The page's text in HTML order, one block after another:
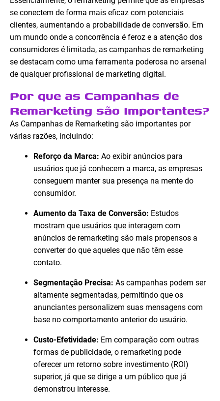
se conectem de forma mais eficaz com potenciais
clientes, aumentando a probabilidade de conversão. Em
um mundo onde a concorrência é feroz e a atenção dos
consumidores é limitada, as campanhas de remarketing
se destacam como uma ferramenta poderosa no arsenal
de qualquer profissional de marketing digital.
Por que as Campanhas de
Remarketing são Importantes?
As Campanhas de Remarketing são importantes por
várias razões, incluindo:
Reforço da Marca: Ao exibir anúncios para
usuários que já conhecem a marca, as empresas
conseguem manter sua presença na mente do
consumidor.
Aumento da Taxa de Conversão: Estudos
mostram que usuários que interagem com
anúncios de remarketing são mais propensos a
converter do que aqueles que não têm esse
contato.
Segmentação Precisa: As campanhas podem ser
altamente segmentadas, permitindo que os
anunciantes personalizem suas mensagens com
base no comportamento anterior do usuário.
Custo-Efetividade: Em comparação com outras
formas de publicidade, o remarketing pode
oferecer um retorno sobre investimento (ROI)
superior, já que se dirige a um público que já
demonstrou interesse.